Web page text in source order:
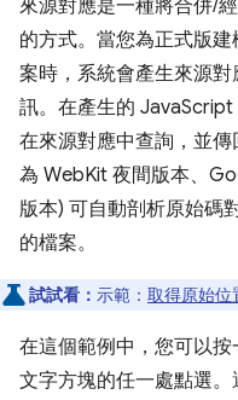
來源對應是一種將合併/
的方式。當您為正式版
案時，系統會產生來源
訊。在產生的
在來源對應中查詢，並
為 WebKit 夜間版本、
版本) 可自動剖析原始碼
的檔案。
試試看： 示範： 取得原始位
在這個範例中，您可以
文字方塊的任一處點選